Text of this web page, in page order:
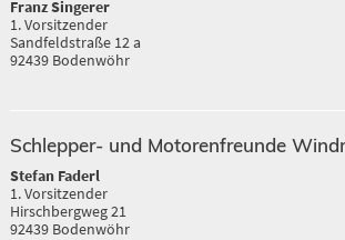
Franz Singerer
1. Vorsitzender
Sandfeldstraße 12 a
92439 Bodenwöhr
Schlepper- und Motorenfreunde
Stefan Faderl
1. Vorsitzender
Hirschbergweg 21
92439 Bodenwöhr